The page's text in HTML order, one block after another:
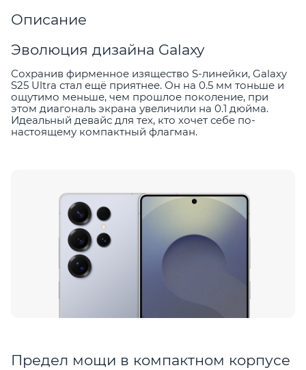
Описание
Эволюция дизайна Galaxy
Сохранив фирменное изящество S-линейки, Galaxy
S25 Ultra стал ещё приятнее. Он на 0.5 мм тоньше и
ощутимо меньше, чем прошлое поколение, при
этом диагональ экрана увеличили на 0.1 дюйма.
Идеальный девайс для тех, кто хочет себе по-
настоящему компактный флагман.
Предел мощи в компактном корпусе